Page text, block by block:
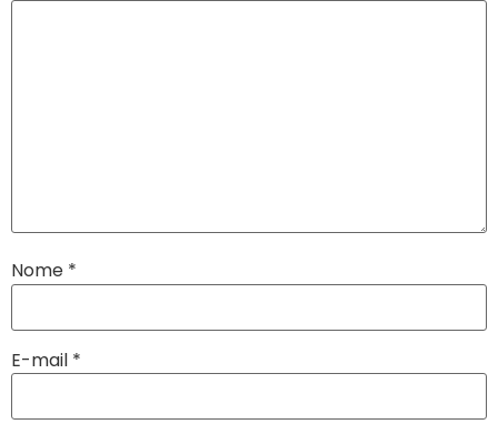
Nome *
E-mail *